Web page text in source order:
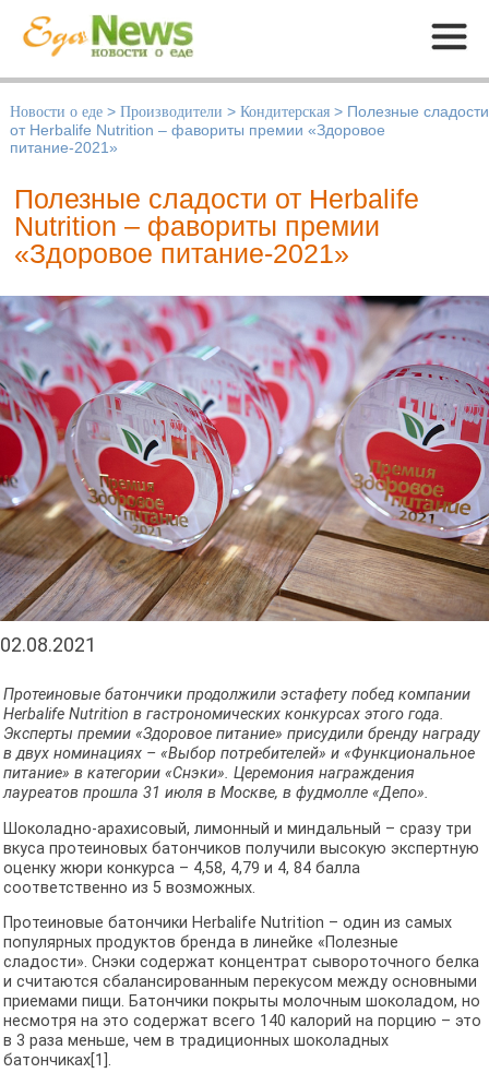
Меню
Новости о еде > Производители > Кондитерская > Полезные сладости
от Herbalife Nutrition – фавориты премии «Здоровое
питание-2021»
Полезные сладости от Herbalife
Nutrition – фавориты премии
«Здоровое питание-2021»
02.08.2021
Протеиновые батончики продолжили эстафету побед компании
Herbalife Nutrition в гастрономических конкурсах этого года.
Эксперты премии «Здоровое питание» присудили бренду награду
в двух номинациях – «Выбор потребителей» и «Функциональное
питание» в категории «Снэки». Церемония награждения
лауреатов прошла 31 июля в Москве, в фудмолле «Депо».
Шоколадно-арахисовый, лимонный и миндальный – сразу три
вкуса протеиновых батончиков получили высокую экспертную
оценку жюри конкурса – 4,58, 4,79 и 4, 84 балла
соответственно из 5 возможных.
Протеиновые батончики Herbalife Nutrition – один из самых
популярных продуктов бренда в линейке «Полезные
сладости». Снэки содержат концентрат сывороточного белка
и считаются сбалансированным перекусом между основными
приемами пищи. Батончики покрыты молочным шоколадом, но
несмотря на это содержат всего 140 калорий на порцию – это
в 3 раза меньше, чем в традиционных шоколадных
батончиках[1].